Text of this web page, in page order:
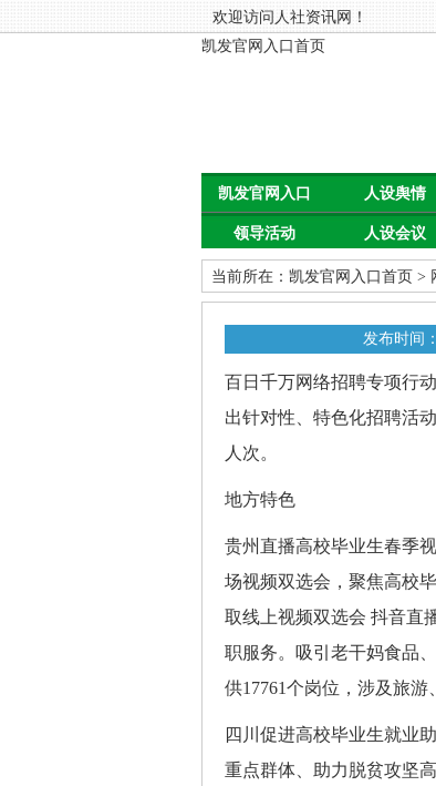
欢迎访问人社资讯网！
凯发官网入口首页
凯发官网入口
首页
人设舆情
领导活动 人设会议
当前所在： 凯发官网入口首页 >
发布时间
百日千万网络招聘专项行
出针对性、特色化招聘活
人次。
地方特色
贵州直播高校毕业生春季
场视频双选会，聚焦高校
取线上视频双选会 抖音直
职服务。吸引老干妈食品
供17761个岗位，涉及旅
四川促进高校毕业生就业
重点群体、助力脱贫攻坚